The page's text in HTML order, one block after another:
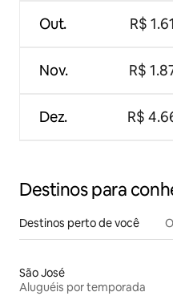
Out.
Nov.
Dez.
R$
R$
R$
Destinos para
Destinos perto de você
São José
Aluguéis por temporada